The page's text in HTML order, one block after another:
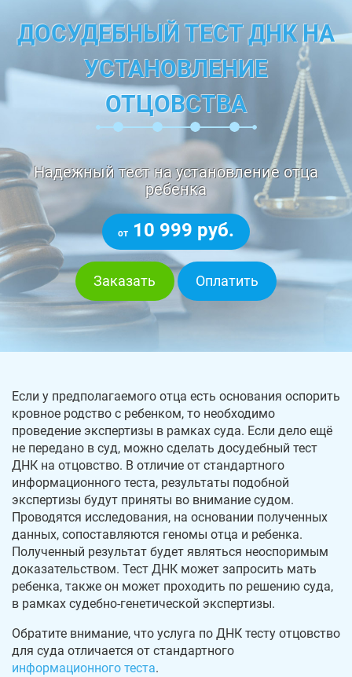
ДОСУДЕБНЫЙ ТЕСТ ДНК НА
УСТАНОВЛЕНИЕ
ОТЦОВСТВА
Надежный тест на установление отца
ребенка
от 10 999 руб.
Заказать Оплатить
Если у предполагаемого отца есть основания оспорить
кровное родство с ребенком, то необходимо
проведение экспертизы в рамках суда. Если дело ещё
не передано в суд, можно сделать досудебный тест
ДНК на отцовство. В отличие от стандартного
информационного теста, результаты подобной
экспертизы будут приняты во внимание судом.
Проводятся исследования, на основании полученных
данных, сопоставляются геномы отца и ребенка.
Полученный результат будет являться неоспоримым
доказательством. Тест ДНК может запросить мать
ребенка, также он может проходить по решению суда,
в рамках судебно-генетической экспертизы.
Обратите внимание, что услуга по ДНК тесту отцовство
для суда отличается от стандартного
информационного теста.